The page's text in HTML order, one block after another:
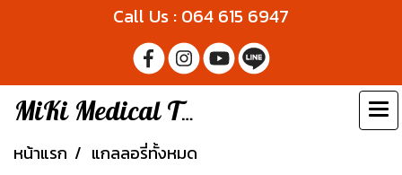
Call Us : 064 615 6947
MiKi Medical Thailand
หน้าแรก แกลลอรี่ทั้งหมด